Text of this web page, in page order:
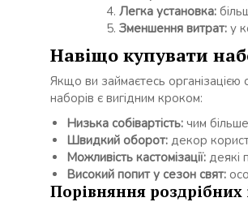
Легка установка:
Зменшення витрат: у
Навіщо купувати
Якщо ви займаєтесь
наборів є вигідним кроком:
Низька собівартість: чим
Швидкий оборот: декор
Можливість кастомізації: деякі
Високий попит у сезон свят:
Порівняння роздрібних